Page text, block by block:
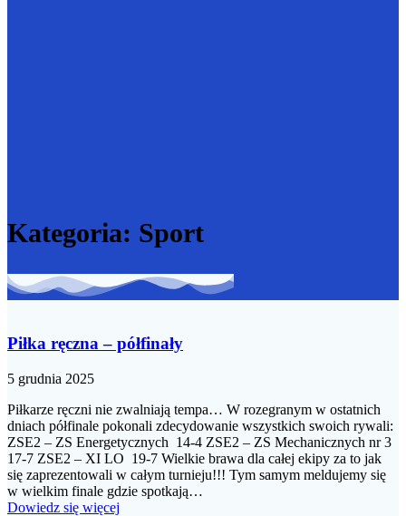
Kategoria: Sport
Piłka ręczna – półfinały
5 grudnia 2025
Piłkarze ręczni nie zwalniają tempa… W rozegranym w ostatnich
dniach półfinale pokonali zdecydowanie wszystkich swoich rywali:
ZSE2 – ZS Energetycznych 14-4 ZSE2 – ZS Mechanicznych nr 3
17-7 ZSE2 – XI LO 19-7 Wielkie brawa dla całej ekipy za to jak
się zaprezentowali w całym turnieju!!! Tym samym meldujemy się
w wielkim finale gdzie spotkają…
Dowiedz się więcej